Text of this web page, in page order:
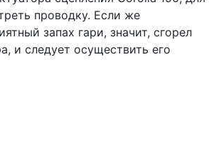
проводку. Если же
запах гари, значит, сгорел
и следует осуществить его